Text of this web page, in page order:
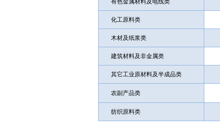
化工原料类
木材及纸浆类
建筑材料及非金属类
其它工业原材料及半成品类
农副产品类
纺织原料类